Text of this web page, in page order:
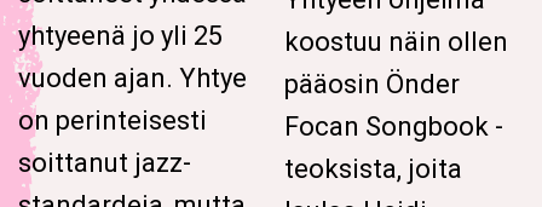
yhtyeenä jo yli 25
vuoden ajan. Yhtye
on perinteisesti
soittanut jazz-
koostuu näin ollen
pääosin Önder
Focan Songbook -
teoksista, joita